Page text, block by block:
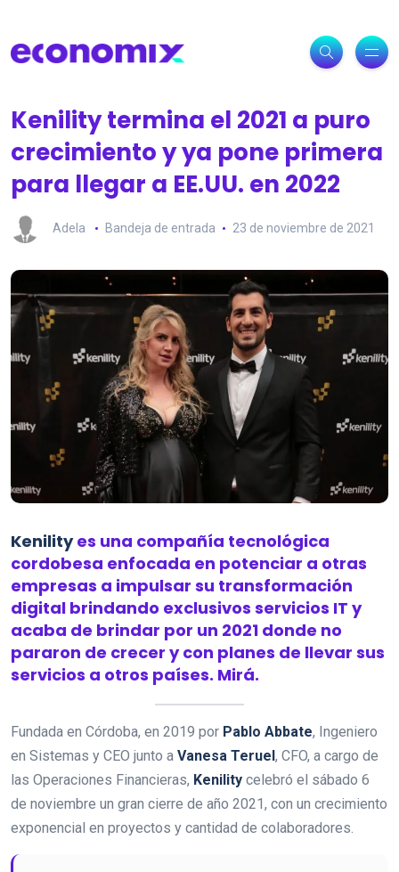
Kenility termina el 2021 a puro
crecimiento y ya pone primera
para llegar a EE.UU. en 2022
Adela Bandeja de entrada 23 de noviembre de 2021
Kenilityes una compañía tecnológica
cordobesa enfocada en potenciar a otras
empresas a impulsar su transformación
digital brindando exclusivos servicios IT y
acaba de brindar por un 2021 donde no
pararon de crecer y con planes de llevar sus
servicios a otros países. Mirá.
Fundada en Córdoba, en 2019 por Pablo Abbate, Ingeniero
en Sistemas y CEO junto a Vanesa Teruel , CFO, a cargo de
las Operaciones Financieras, Kenility celebró el sábado 6
de noviembre un gran cierre de año 2021, con un crecimiento
exponencial en proyectos y cantidad de colaboradores.